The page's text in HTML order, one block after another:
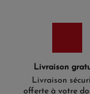
Livraison
Livraison
offerte à votre